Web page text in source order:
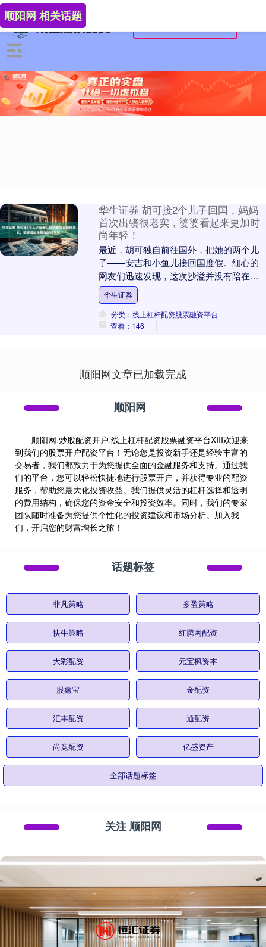
顺阳网 相关话题
华生证券 胡可接2个儿子回国，妈妈
首次出镜很老实，婆婆看起来更加时
尚年轻！
最近，胡可独自前往国外，把她的两个儿
子——安吉和小鱼儿接回国度假。细心的
网友们迅速发现，这次沙溢并没有陪在妻
子身边，奇怪的是，安吉和小鱼儿似乎已
经开始拥有自己的....
华生证券
分类：线上杠杆配资股票融资平台
查看：146
顺阳网文章已加载完成
顺阳网
顺阳网,炒股配资开户,线上杠杆配资股票融资平台XIII‌欢迎来
到我们的股票开户配资平台！无论您是投资新手还是经验丰富的
交易者，我们都致力于为您提供全面的金融服务和支持。通过我
们的平台，您可以轻松快捷地进行股票开户，并获得专业的配资
服务，帮助您最大化投资收益。我们提供灵活的杠杆选择和透明
的费用结构，确保您的资金安全和投资效率。同时，我们的专家
团队随时准备为您提供个性化的投资建议和市场分析。加入我
们，开启您的财富增长之旅！
话题标签
非凡策略 多盈策略
快牛策略 红腾网配资
大彩配资 元宝枫资本
股鑫宝 金配资
汇丰配资 通配资
尚竞配资 亿盛资产
全部话题标签
关注 顺阳网